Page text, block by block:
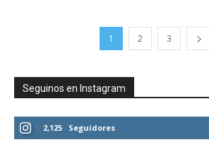
1 2 3
Seguinos en Instagram
2,125 Seguidores